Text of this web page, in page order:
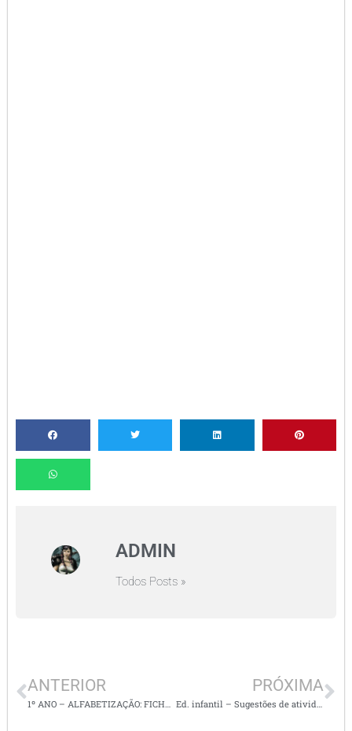
ADMIN
Todos Posts »
ANTERIOR
1º ANO – ALFABETIZAÇÃO: FICHAS DE LEITURA COM TODAS AS LETRA DO ALFABETO –
PRÓXIMA
Ed. infantil – Sugestões de atividades alinhadas com a BNCC –